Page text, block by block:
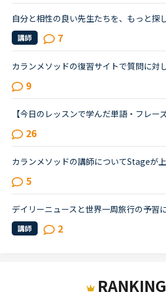
講師 7
9
26
5
講師 2
RANKING